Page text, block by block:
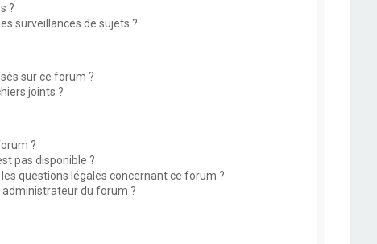
?
surveillances de sujets ?
sur ce forum ?
joints ?
?
pas disponible ?
questions légales concernant ce forum ?
du forum ?